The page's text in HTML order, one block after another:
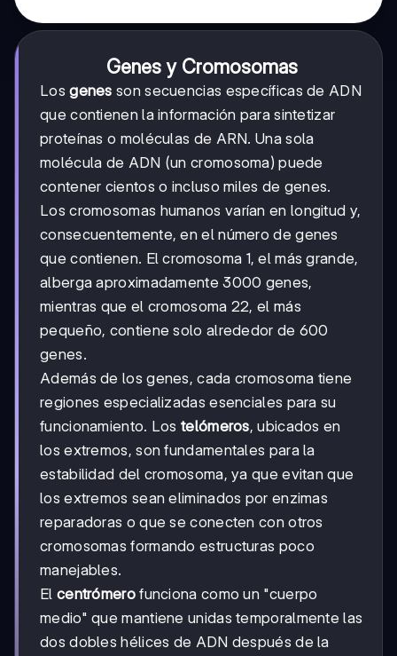
Genes y Cromosomas
Losgenes son secuencias específicas de ADN
que contienen la información para sintetizar
proteínas o moléculas de ARN. Una sola
molécula de ADN (un cromosoma) puede
contener cientos o incluso miles de genes.
Los cromosomas humanos varían en longitud y,
consecuentemente, en el número de genes
que contienen. El cromosoma 1, el más grande,
alberga aproximadamente 3000 genes,
mientras que el cromosoma 22, el más
pequeño, contiene solo alrededor de 600
genes.
Además de los genes, cada cromosoma tiene
regiones especializadas esenciales para su
funcionamiento. Lostelómeros, ubicados en
los extremos, son fundamentales para la
estabilidad del cromosoma, ya que evitan que
los extremos sean eliminados por enzimas
reparadoras o que se conecten con otros
cromosomas formando estructuras poco
manejables.
El centrómerofunciona como un "cuerpo
medio" que mantiene unidas temporalmente las
dos dobles hélices de ADN después de la